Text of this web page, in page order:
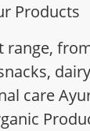
Products
range,
care